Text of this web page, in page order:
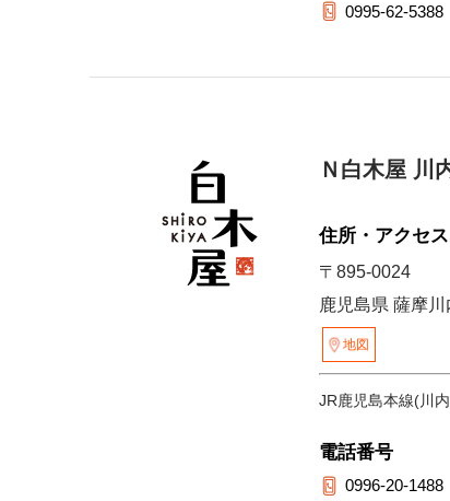
0995-62-5388
Ｎ白木屋 川
住所・アクセス
〒895-0024
鹿児島県 薩摩
地図
JR鹿児島本線(川
電話番号
0996-20-1488